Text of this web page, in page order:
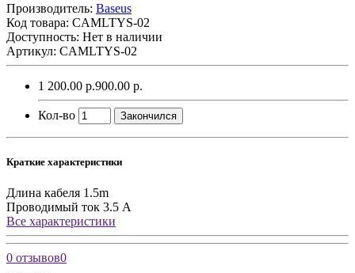
Производитель: Baseus
Код товара: CAMLTYS-02
Доступность: Нет в наличии
Артикул: CAMLTYS-02
1 200.00 р.900.00 р.
Кол-во Закончился
Краткие характеристики
Длина кабеля 1.5m
Проводимый ток 3.5 A
Все характеристики
0 отзывов0